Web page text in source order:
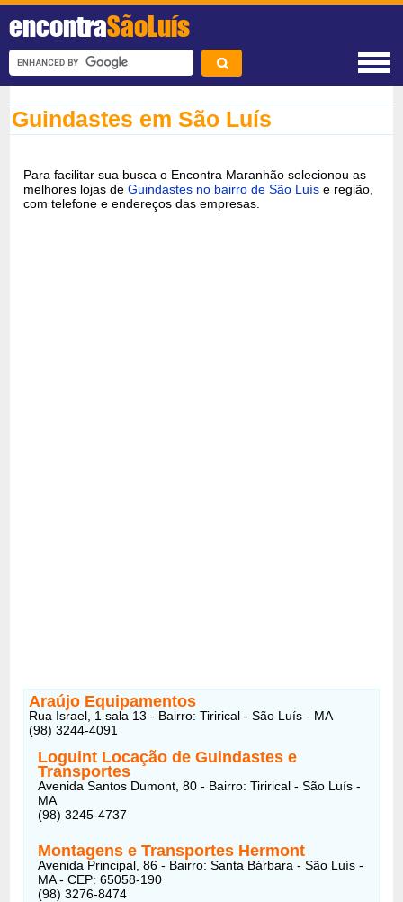
encontraSãoLuís
Guindastes em São Luís
Para facilitar sua busca o Encontra Maranhão selecionou as
melhores lojas deGuindastes no bairro de São Luís e região,
com telefone e endereços das empresas.
Araújo Equipamentos
Rua Israel, 1 sala 13 - Bairro: Tirirical - São Luís - MA
(98) 3244-4091
Loguint Locação de Guindastes e
Transportes
Avenida Santos Dumont, 80 - Bairro: Tirirical - São Luís -
MA
(98) 3245-4737
Montagens e Transportes Hermont
Avenida Principal, 86 - Bairro: Santa Bárbara - São Luís -
MA - CEP: 65058-190
(98) 3276-8474